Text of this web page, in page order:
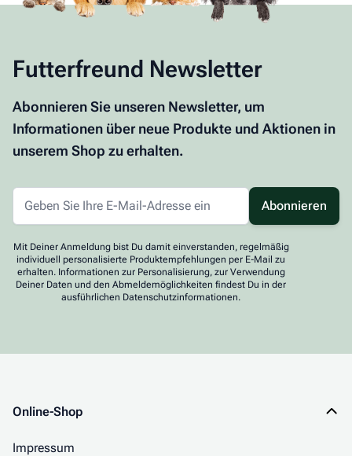
Futterfreund Newsletter
Abonnieren Sie unseren Newsletter, um
Informationen über neue Produkte und Aktionen in
unserem Shop zu erhalten.
Abonnieren
Mit Deiner Anmeldung bist Du damit einverstanden, regelmäßig
individuell personalisierte Produktempfehlungen per E-Mail zu
erhalten. Informationen zur Personalisierung, zur Verwendung
Deiner Daten und den Abmeldemöglichkeiten findest Du in der
ausführlichen Datenschutzinformationen.
Online-Shop
Impressum